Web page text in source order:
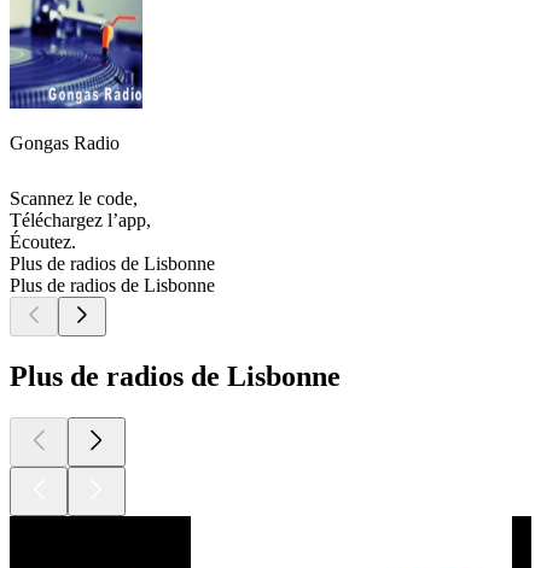
Gongas Radio
Scannez le code,
Téléchargez l’app,
Écoutez.
Plus de radios de Lisbonne
Plus de radios de Lisbonne
Plus de radios de Lisbonne